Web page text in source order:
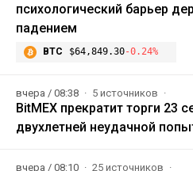
психологический барьер
падением
BTC $64,849.30-0.24%
вчера / 08:38 5 источников
BitMEX прекратит торги 23
двухлетней неудачной
вчера / 08:10 25 источников